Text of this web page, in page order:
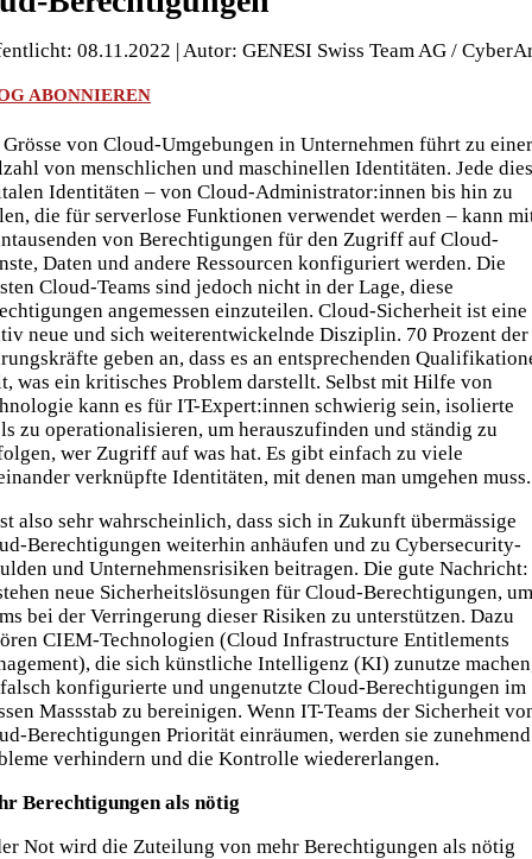
08.11.2022 | Autor: GENESI Swiss Team AG /
ABONNIEREN
von Cloud-Umgebungen in Unternehmen führt zu einer
von menschlichen und maschinellen Identitäten. Jede
Identitäten – von Cloud-Administrator:innen bis hin zu
die für serverlose Funktionen verwendet werden – kann
von Berechtigungen für den Zugriff auf Cloud-
Daten und andere Ressourcen konfiguriert werden. Die
Cloud-Teams sind jedoch nicht in der Lage, diese
angemessen einzuteilen. Cloud-Sicherheit ist eine
neue und sich weiterentwickelnde Disziplin. 70 Prozent
geben an, dass es an entsprechenden
was ein kritisches Problem darstellt. Selbst mit Hilfe von
kann es für IT-Expert:innen schwierig sein, isolierte
zu operationalisieren, um herauszufinden und ständig zu
wer Zugriff auf was hat. Es gibt einfach zu viele
verknüpfte Identitäten, mit denen man umgehen muss.
also sehr wahrscheinlich, dass sich in Zukunft übermässige
Berechtigungen weiterhin anhäufen und zu Cybersecurity-
und Unternehmensrisiken beitragen. Die gute
neue Sicherheitslösungen für Cloud-Berechtigungen,
bei der Verringerung dieser Risiken zu unterstützen. Dazu
CIEM-Technologien (Cloud Infrastructure Entitlements
die sich künstliche Intelligenz (KI) zunutze
konfigurierte und ungenutzte Cloud-Berechtigungen im
Massstab zu bereinigen. Wenn IT-Teams der Sicherheit
Berechtigungen Priorität einräumen, werden sie zunehmend
verhindern und die Kontrolle wiedererlangen.
Berechtigungen als nötig
Not wird die Zuteilung von mehr Berechtigungen als nötig